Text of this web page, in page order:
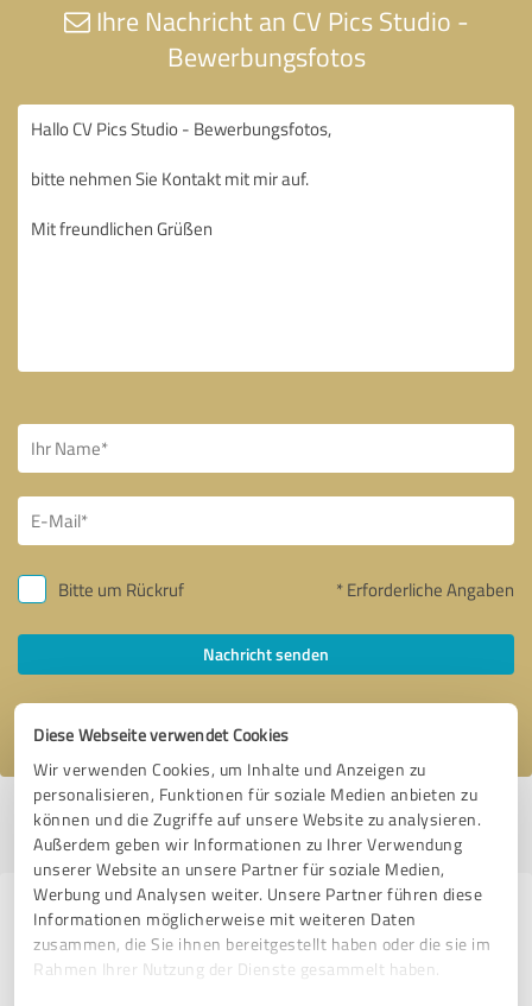
Diese Webseite verwendet Cookies
Wir verwenden Cookies, um Inhalte und Anzeigen zu
personalisieren, Funktionen für soziale Medien anbieten zu
können und die Zugriffe auf unsere Website zu analysieren.
Außerdem geben wir Informationen zu Ihrer Verwendung
unserer Website an unsere Partner für soziale Medien,
Werbung und Analysen weiter. Unsere Partner führen diese
Informationen möglicherweise mit weiteren Daten
zusammen, die Sie ihnen bereitgestellt haben oder die sie im
Rahmen Ihrer Nutzung der Dienste gesammelt haben.
Ihre Nachricht an CV Pics Studio -
Bewerbungsfotos
Bitte um Rückruf * Erforderliche Angaben
Nachricht senden
Ich stimme den
Profil aktiv seit 16.10.2020 |Letzte Aktualisierung: 07.08.2026|Profil
melden
Erfahrungen zu weiteren
Anbietern aus dem Bereich